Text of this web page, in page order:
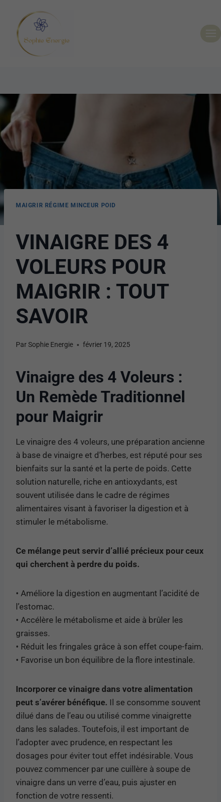
MAIGRIR RÉGIME MINCEUR POID
VINAIGRE DES 4
VOLEURS POUR
MAIGRIR : TOUT
SAVOIR
ParSophie Energie février 19, 2025
Vinaigre des 4 Voleurs :
Un Remède Traditionnel
pour Maigrir
Le vinaigre des 4 voleurs, une préparation ancienne
à base de vinaigre et d’herbes, est réputé pour ses
bienfaits sur la santé et la perte de poids. Cette
solution naturelle, riche en antioxydants, est
souvent utilisée dans le cadre de régimes
alimentaires visant à favoriser la digestion et à
stimuler le métabolisme.
Ce mélange peut servir d’allié précieux pour ceux
qui cherchent à perdre du poids.
• Améliore la digestion en augmentant l’acidité de
l’estomac.
• Accélère le métabolisme et aide à brûler les
graisses.
• Réduit les fringales grâce à son effet coupe-faim.
• Favorise un bon équilibre de la flore intestinale.
Incorporer ce vinaigre dans votre alimentation
peut s’avérer bénéfique. Il se consomme souvent
dilué dans de l’eau ou utilisé comme vinaigrette
dans les salades. Toutefois, il est important de
l’adopter avec prudence, en respectant les
dosages pour éviter tout effet indésirable. Vous
pouvez commencer par une cuillère à soupe de
vinaigre dans un verre d’eau, puis ajuster en
fonction de votre ressenti.